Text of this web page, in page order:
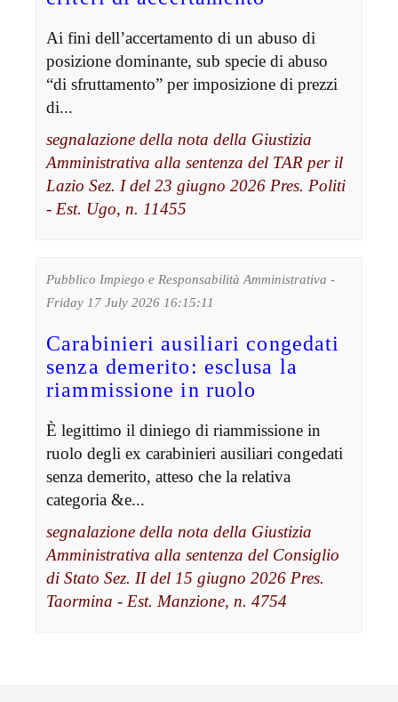
Ai fini dell’accertamento di un abuso di
posizione dominante, sub specie di abuso
“di sfruttamento” per imposizione di prezzi
di...
segnalazione della nota della Giustizia
Amministrativa alla sentenza del TAR per il
Lazio Sez. I del 23 giugno 2026 Pres. Politi
- Est. Ugo, n. 11455
Pubblico Impiego e Responsabilità Amministrativa -
Friday 17 July 2026 16:15:11
Carabinieri ausiliari congedati
senza demerito: esclusa la
riammissione in ruolo
È legittimo il diniego di riammissione in
ruolo degli ex carabinieri ausiliari congedati
senza demerito, atteso che la relativa
categoria &e...
segnalazione della nota della Giustizia
Amministrativa alla sentenza del Consiglio
di Stato Sez. II del 15 giugno 2026 Pres.
Taormina - Est. Manzione, n. 4754